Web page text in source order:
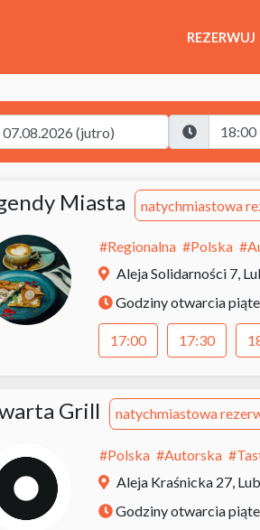
REZERWUJ
Miasta natychmiastowa
#Regionalna #Polska #
Aleja Solidarności 7,
Godziny otwarcia
17:00 17:30
Grill natychmiastowa
#Polska #Autorska #
Aleja Kraśnicka 27,
Godziny otwarcia